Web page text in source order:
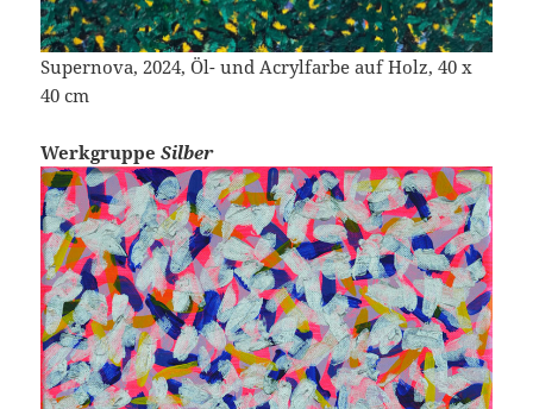
Supernova, 2024, Öl- und Acrylfarbe auf Holz, 40 x
40 cm
WerkgruppeSilber